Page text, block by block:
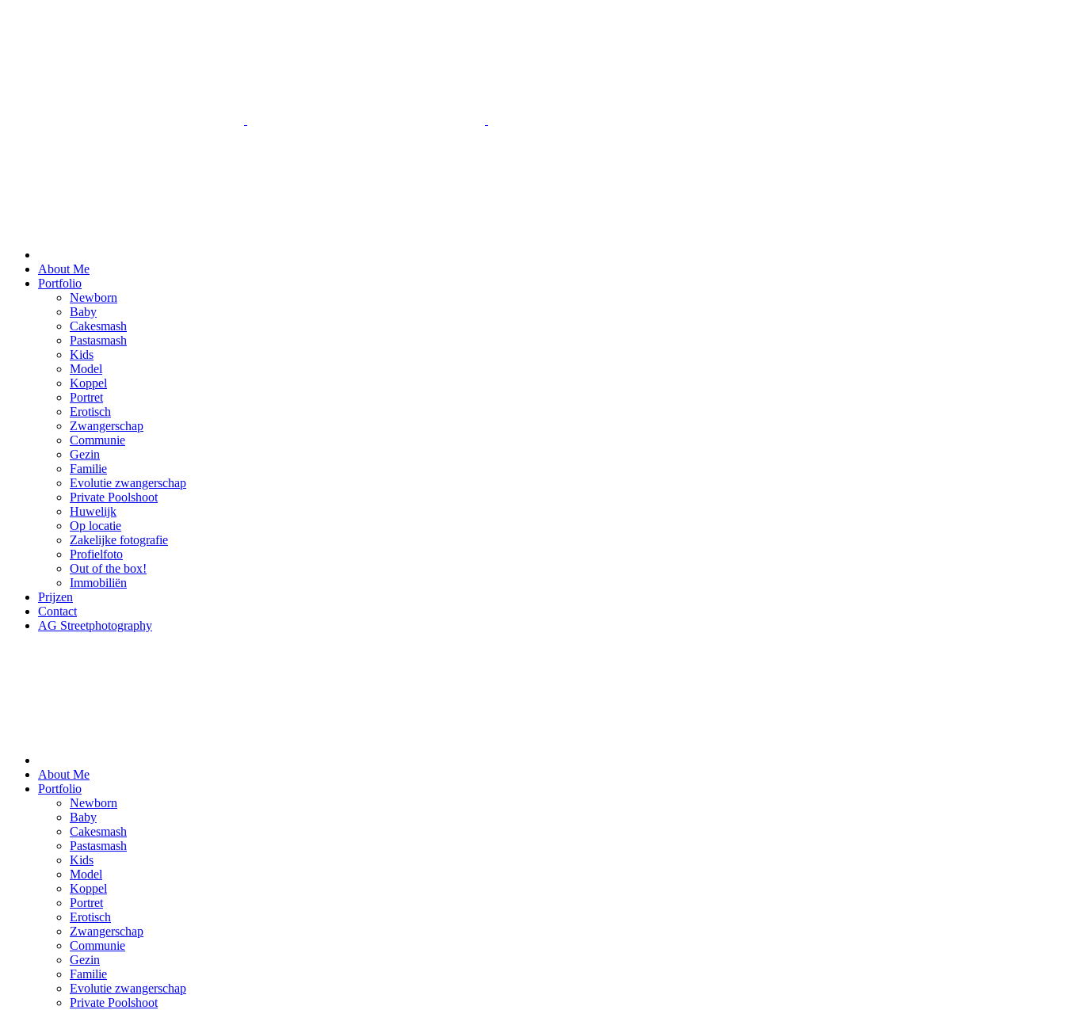
About Me
Portfolio
Newborn
Baby
Cakesmash
Pastasmash
Kids
Model
Koppel
Portret
Erotisch
Zwangerschap
Communie
Gezin
Familie
Evolutie zwangerschap
Private Poolshoot
Huwelijk
Op locatie
Zakelijke fotografie
Profielfoto
Out of the box!
Immobiliën
Prijzen
Contact
AG Streetphotography
About Me
Portfolio
Newborn
Baby
Cakesmash
Pastasmash
Kids
Model
Koppel
Portret
Erotisch
Zwangerschap
Communie
Gezin
Familie
Evolutie zwangerschap
Private Poolshoot